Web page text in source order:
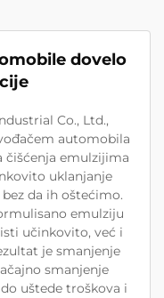
dovelo
Co., Ltd.,
automobila
čišćenja emulzijima
uklanjanje
da ih oštećimo.
emulziju
učinkovito, već i
je smanjenje
smanjenje
uštede troškova i